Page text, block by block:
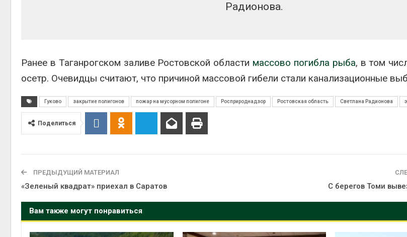
Радионова.
Ранее в Таганрогском заливе Ростовской области массово погибла рыба, в том
осетр. Очевидцы считают, что причиной массовой гибели стали канализационные
Гуково закрытие полигонов пожар на мусорном полигоне Росприроднадзор Ростовская область Светлана Радионова
Поделиться
ПРЕДЫДУЩИЙ МАТЕРИАЛ
«Зеленый квадрат» приехал в Саратов С берегов Томи
Вам также могут понравиться